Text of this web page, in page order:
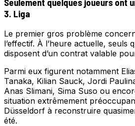
3. Liga
Le premier gros problème
l’effectif. À l’heure actuelle, seuls
disposent d’un contrat valable
Parmi eux figurent notamment
Tanaka, Kilian Sauck, Jordi
Anas Slimani, Sima Suso ou
situation extrêmement
Düsseldorf à reconstruire
été.